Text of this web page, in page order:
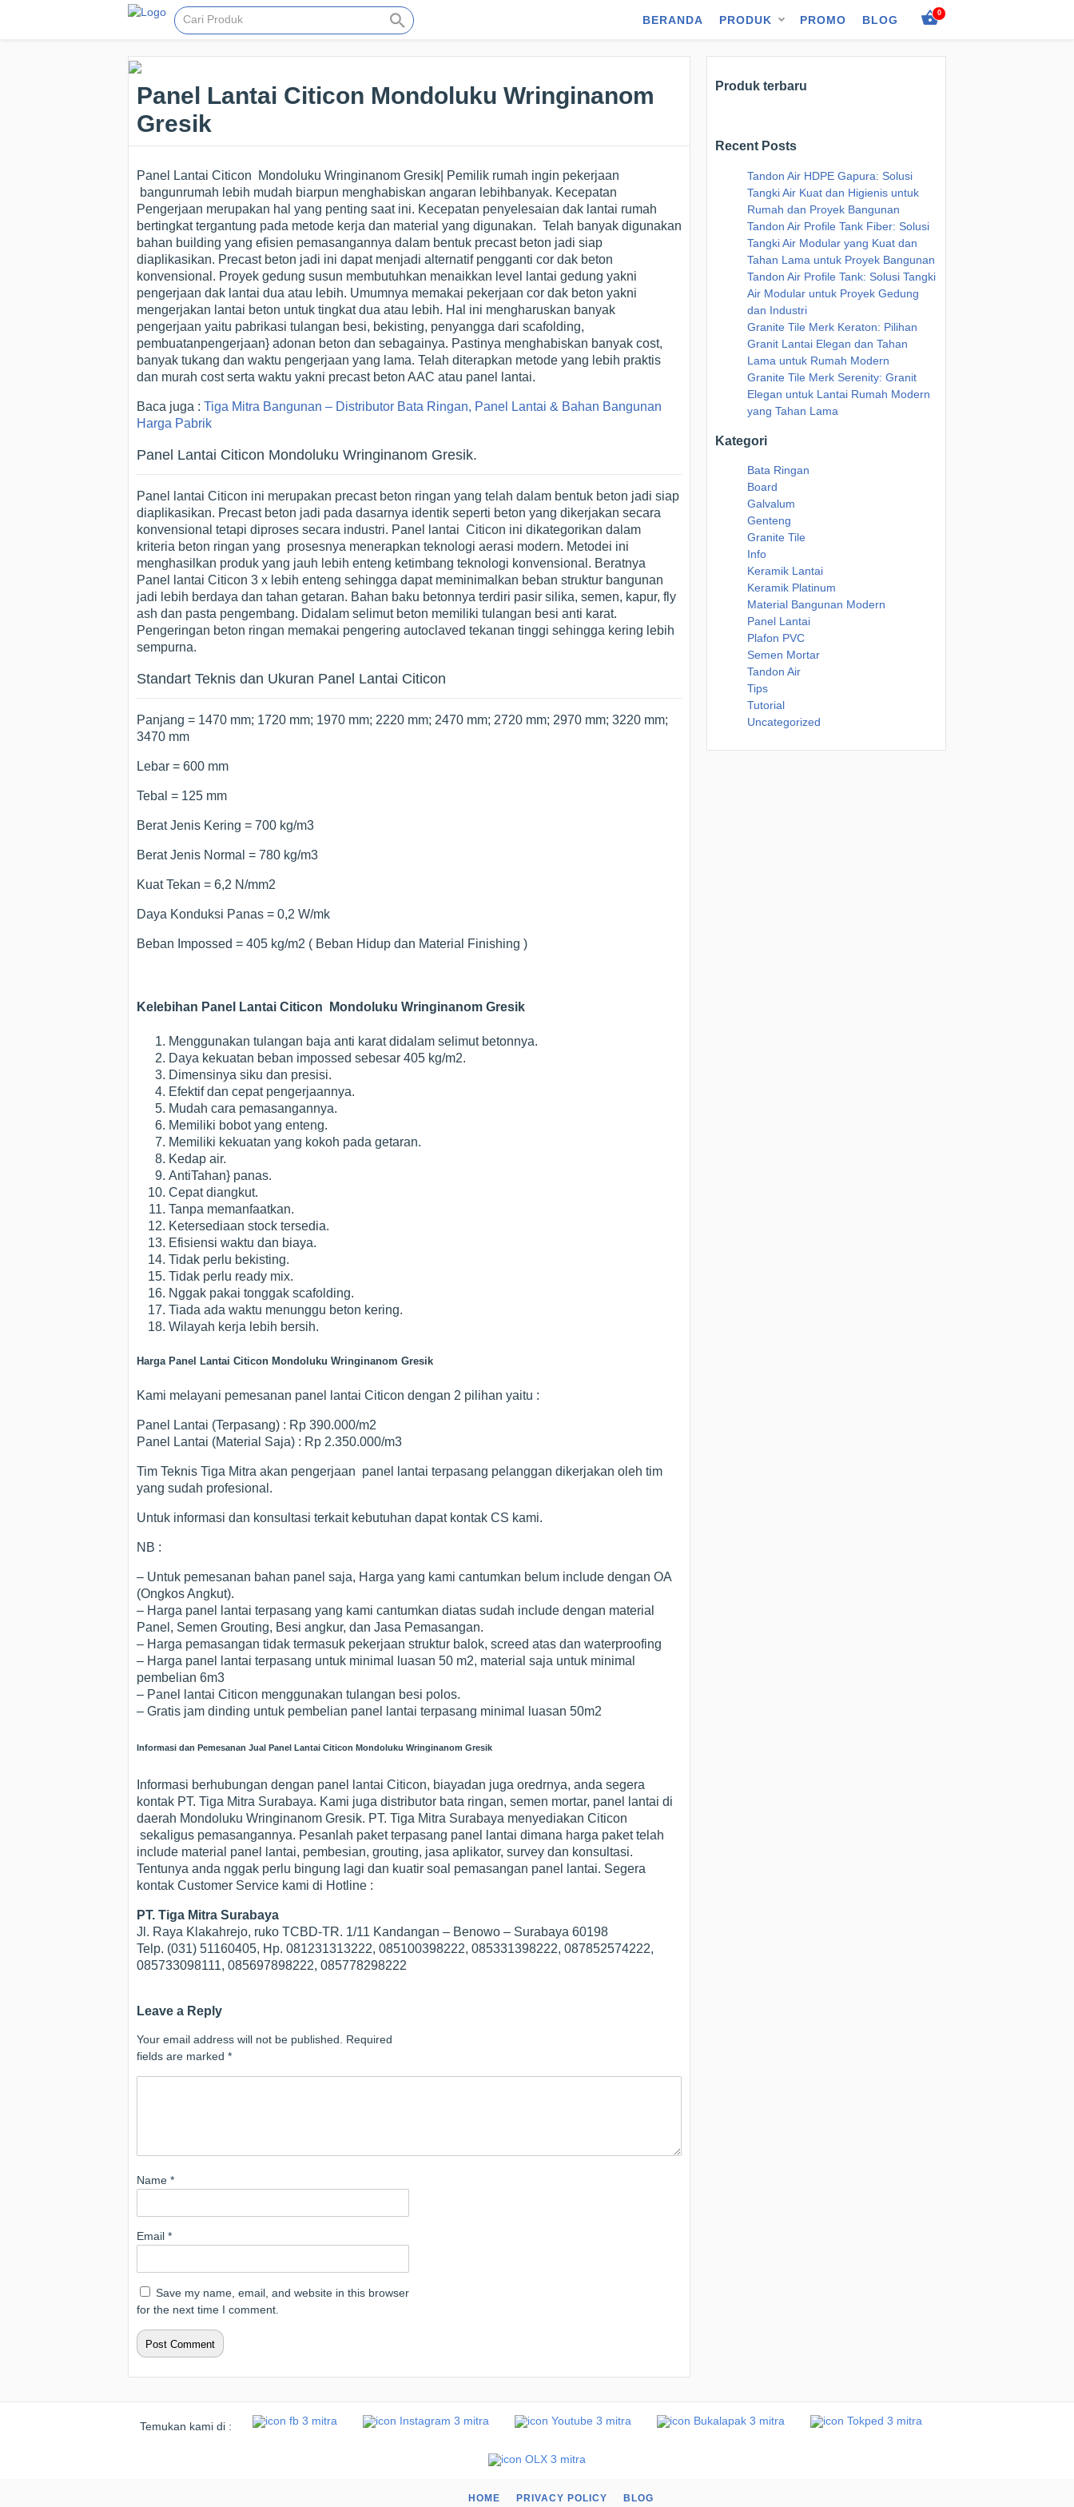
0
BERANDA PRODUK PROMO BLOG
Panel Lantai Citicon Mondoluku Wringinanom
Gresik
Panel Lantai Citicon Mondoluku Wringinanom Gresik| Pemilik rumah ingin pekerjaan
bangunrumah lebih mudah biarpun menghabiskan angaran lebihbanyak. Kecepatan
Pengerjaan merupakan hal yang penting saat ini. Kecepatan penyelesaian dak lantai rumah
bertingkat tergantung pada metode kerja dan material yang digunakan. Telah banyak digunakan
bahan building yang efisien pemasangannya dalam bentuk precast beton jadi siap
diaplikasikan. Precast beton jadi ini dapat menjadi alternatif pengganti cor dak beton
konvensional. Proyek gedung susun membutuhkan menaikkan level lantai gedung yakni
pengerjaan dak lantai dua atau lebih. Umumnya memakai pekerjaan cor dak beton yakni
mengerjakan lantai beton untuk tingkat dua atau lebih. Hal ini mengharuskan banyak
pengerjaan yaitu pabrikasi tulangan besi, bekisting, penyangga dari scafolding,
pembuatanpengerjaan} adonan beton dan sebagainya. Pastinya menghabiskan banyak cost,
banyak tukang dan waktu pengerjaan yang lama. Telah diterapkan metode yang lebih praktis
dan murah cost serta waktu yakni precast beton AAC atau panel lantai.
Baca juga : Tiga Mitra Bangunan – Distributor Bata Ringan, Panel Lantai & Bahan Bangunan
Harga Pabrik
Panel Lantai Citicon Mondoluku Wringinanom Gresik.
Panel lantai Citicon ini merupakan precast beton ringan yang telah dalam bentuk beton jadi siap
diaplikasikan. Precast beton jadi pada dasarnya identik seperti beton yang dikerjakan secara
konvensional tetapi diproses secara industri. Panel lantai Citicon ini dikategorikan dalam
kriteria beton ringan yang prosesnya menerapkan teknologi aerasi modern. Metodei ini
menghasilkan produk yang jauh lebih enteng ketimbang teknologi konvensional. Beratnya
Panel lantai Citicon 3 x lebih enteng sehingga dapat meminimalkan beban struktur bangunan
jadi lebih berdaya dan tahan getaran. Bahan baku betonnya terdiri pasir silika, semen, kapur, fly
ash dan pasta pengembang. Didalam selimut beton memiliki tulangan besi anti karat.
Pengeringan beton ringan memakai pengering autoclaved tekanan tinggi sehingga kering lebih
sempurna.
Standart Teknis dan Ukuran Panel Lantai Citicon
Panjang = 1470 mm; 1720 mm; 1970 mm; 2220 mm; 2470 mm; 2720 mm; 2970 mm; 3220 mm;
3470 mm
Lebar = 600 mm
Tebal = 125 mm
Berat Jenis Kering = 700 kg/m3
Berat Jenis Normal = 780 kg/m3
Kuat Tekan = 6,2 N/mm2
Daya Konduksi Panas = 0,2 W/mk
Beban Impossed = 405 kg/m2 ( Beban Hidup dan Material Finishing )
Kelebihan Panel Lantai Citicon Mondoluku Wringinanom Gresik
Menggunakan tulangan baja anti karat didalam selimut betonnya.
Daya kekuatan beban impossed sebesar 405 kg/m2.
Dimensinya siku dan presisi.
Efektif dan cepat pengerjaannya.
Mudah cara pemasangannya.
Memiliki bobot yang enteng.
Memiliki kekuatan yang kokoh pada getaran.
Kedap air.
AntiTahan} panas.
Cepat diangkut.
Tanpa memanfaatkan.
Ketersediaan stock tersedia.
Efisiensi waktu dan biaya.
Tidak perlu bekisting.
Tidak perlu ready mix.
Nggak pakai tonggak scafolding.
Tiada ada waktu menunggu beton kering.
Wilayah kerja lebih bersih.
Harga Panel Lantai Citicon Mondoluku Wringinanom Gresik
Kami melayani pemesanan panel lantai Citicon dengan 2 pilihan yaitu :
Panel Lantai (Terpasang) : Rp 390.000/m2
Panel Lantai (Material Saja) : Rp 2.350.000/m3
Tim Teknis Tiga Mitra akan pengerjaan panel lantai terpasang pelanggan dikerjakan oleh tim
yang sudah profesional.
Untuk informasi dan konsultasi terkait kebutuhan dapat kontak CS kami.
NB :
– Untuk pemesanan bahan panel saja, Harga yang kami cantumkan belum include dengan OA
(Ongkos Angkut).
– Harga panel lantai terpasang yang kami cantumkan diatas sudah include dengan material
Panel, Semen Grouting, Besi angkur, dan Jasa Pemasangan.
– Harga pemasangan tidak termasuk pekerjaan struktur balok, screed atas dan waterproofing
– Harga panel lantai terpasang untuk minimal luasan 50 m2, material saja untuk minimal
pembelian 6m3
– Panel lantai Citicon menggunakan tulangan besi polos.
– Gratis jam dinding untuk pembelian panel lantai terpasang minimal luasan 50m2
Informasi dan Pemesanan Jual Panel Lantai Citicon Mondoluku Wringinanom Gresik
Informasi berhubungan dengan panel lantai Citicon, biayadan juga oredrnya, anda segera
kontak PT. Tiga Mitra Surabaya. Kami juga distributor bata ringan, semen mortar, panel lantai di
daerah Mondoluku Wringinanom Gresik. PT. Tiga Mitra Surabaya menyediakan Citicon
sekaligus pemasangannya. Pesanlah paket terpasang panel lantai dimana harga paket telah
include material panel lantai, pembesian, grouting, jasa aplikator, survey dan konsultasi.
Tentunya anda nggak perlu bingung lagi dan kuatir soal pemasangan panel lantai. Segera
kontak Customer Service kami di Hotline :
PT. Tiga Mitra Surabaya
Jl. Raya Klakahrejo, ruko TCBD-TR. 1/11 Kandangan – Benowo – Surabaya 60198
Telp. (031) 51160405, Hp. 081231313222, 085100398222, 085331398222, 087852574222,
085733098111, 085697898222, 085778298222
Leave a Reply
Your email address will not be published.
Required
fields are marked *
Name *
Email *
Save my name, email, and website in this browser
for the next time I comment.
Produk terbaru
Recent Posts
Tandon Air HDPE Gapura: Solusi
Tangki Air Kuat dan Higienis untuk
Rumah dan Proyek Bangunan
Tandon Air Profile Tank Fiber: Solusi
Tangki Air Modular yang Kuat dan
Tahan Lama untuk Proyek Bangunan
Tandon Air Profile Tank: Solusi Tangki
Air Modular untuk Proyek Gedung
dan Industri
Granite Tile Merk Keraton: Pilihan
Granit Lantai Elegan dan Tahan
Lama untuk Rumah Modern
Granite Tile Merk Serenity: Granit
Elegan untuk Lantai Rumah Modern
yang Tahan Lama
Kategori
Bata Ringan
Board
Galvalum
Genteng
Granite Tile
Info
Keramik Lantai
Keramik Platinum
Material Bangunan Modern
Panel Lantai
Plafon PVC
Semen Mortar
Tandon Air
Tips
Tutorial
Uncategorized
Temukan kami di :
HOME PRIVACY POLICY BLOG